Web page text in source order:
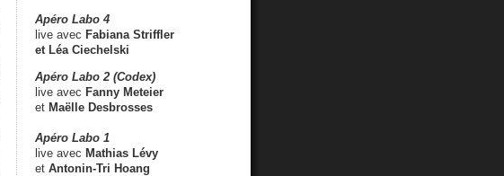
Apéro Labo 4
live avec Fabiana Striffler
et Léa Ciechelski
Apéro Labo 2 (Codex)
live avec Fanny Meteier
et Maëlle Desbrosses
Apéro Labo 1
live avec Mathias Lévy
et Antonin-Tri Hoang